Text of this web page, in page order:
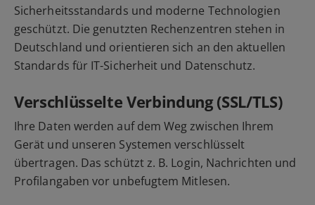
Sicherheitsstandards und moderne Technologien
geschützt. Die genutzten Rechenzentren stehen in
Deutschland und orientieren sich an den aktuellen
Standards für IT-Sicherheit und Datenschutz.
Verschlüsselte Verbindung (SSL/TLS)
Ihre Daten werden auf dem Weg zwischen Ihrem
Gerät und unseren Systemen verschlüsselt
übertragen. Das schützt z. B. Login, Nachrichten und
Profilangaben vor unbefugtem Mitlesen.